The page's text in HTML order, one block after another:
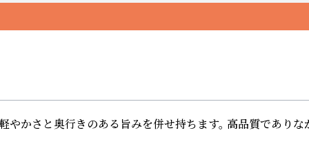
かさと奥行きのある旨みを併せ持ちます。 高品質であり